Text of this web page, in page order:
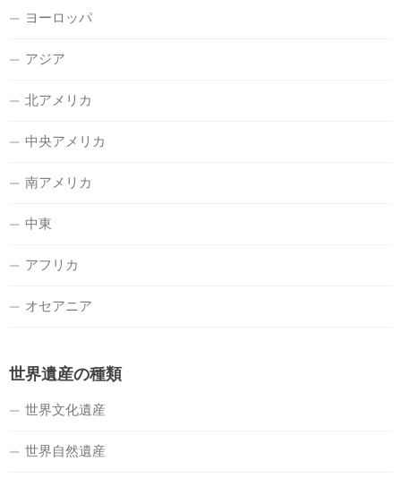
ヨーロッパ
アジア
北アメリカ
中央アメリカ
南アメリカ
中東
アフリカ
オセアニア
世界遺産の種類
世界文化遺産
世界自然遺産